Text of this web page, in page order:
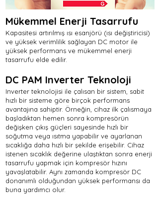
Mükemmel Enerji Tasarrufu
Kapasitesi artırılmış ısı esanjörü (ısı değiştiricisi)
ve yüksek verimlilik sağlayan DC motor ile
yüksek performans ve mükemmel enerji
tasarrufu elde edilir.
DC PAM Inverter Teknoloji
Inverter teknolojisi ile çalısan bir sistem, sabit
hızlı bir sisteme göre birçok performans
avantajına sahiptir. Örneğin, cihaz ilk çalısmaya
başladıktan hemen sonra kompresörün
değişken çıkış güçleri sayesinde hızlı bir
soğutma veya ısıtma yapabilir ve ayarlanan
sıcaklığa daha hızlı bir şekilde erişebilir. Cihaz
istenen sıcaklık değerine ulaştıktan sonra enerji
tasarrufu yapmak için kompresör hızını
yavaşlatabilir. Aynı zamanda kompresör DC
donanımlı olduğundan yüksek performansı da
buna yardımcı olur.